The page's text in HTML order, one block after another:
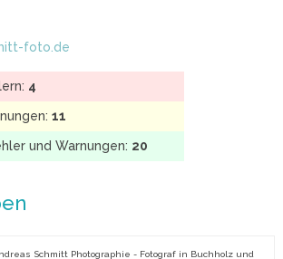
foto.de
4
11
und Warnungen: 20
Schmitt Photographie - Fotograf in Buchholz und